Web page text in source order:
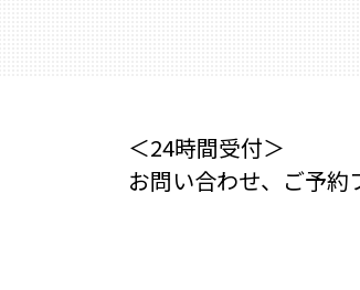
＜24時間受付＞
お問い合わせ、ご予約